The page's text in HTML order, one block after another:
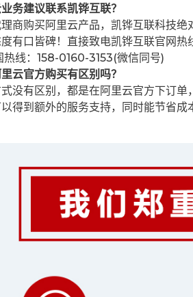
务建议联系凯铧互联？
商购买阿里云产品，凯铧互联科技
有口皆碑！直接致电凯铧互联官网热
热线：158-0160-3153(微信同号)
云官方购买有区别吗？
没有区别，都是在阿里云官方下订
得到额外的服务支持，同时能节省